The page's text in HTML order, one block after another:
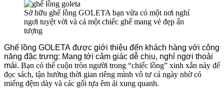
Sở hữu ghế lồng GOLETA bạn vừa có một nơi nghỉ
ngơi tuyệt vời và cả một chiếc ghế mang vẻ đẹp ấn
tượng
Ghế l ồng GOLETA được giới thiệu đến khách hàng với công
năng đặc trưng: Mang tới cảm giác dễ chịu, nghỉ ngơi thoải
mái. Bạn có thể cuộn tròn người trong “chiếc lồng” xinh xắn này để
đọc sách, tận hưởng thời gian riêng mình vô tư cả ngày nhờ có
miếng đệm dày và các gối tựa êm ái xung quanh.